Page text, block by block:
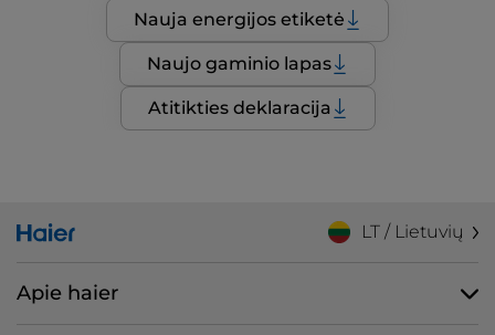
Nauja energijos etiketė
Naujo gaminio lapas
Atitikties deklaracija
LT / Lietuvių
Apie haier